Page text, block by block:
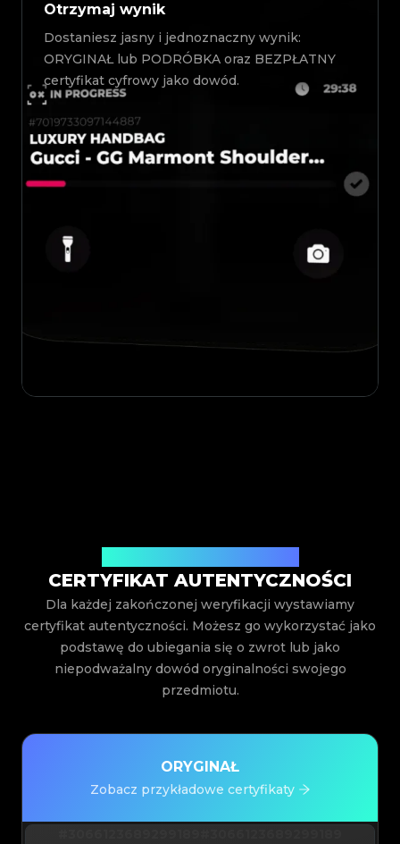
Otrzymaj wynik
Dostaniesz jasny i jednoznaczny wynik:
ORYGINAŁ lub PODRÓBKA oraz BEZPŁATNY
certyfikat cyfrowy jako dowód.
CERTYFIKAT AUTENTYCZNOŚCI
Dla każdej zakończonej weryfikacji wystawiamy
certyfikat autentyczności. Możesz go wykorzystać jako
podstawę do ubiegania się o zwrot lub jako
niepodważalny dowód oryginalności swojego
przedmiotu.
ORYGINAŁ
Zobacz przykładowe certyfikaty